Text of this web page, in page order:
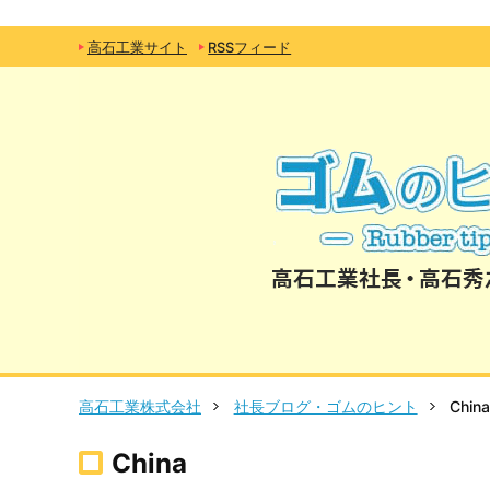
高石工業サイト RSSフィード
高石工業株式会社 社長ブログ・ゴムのヒント China
China